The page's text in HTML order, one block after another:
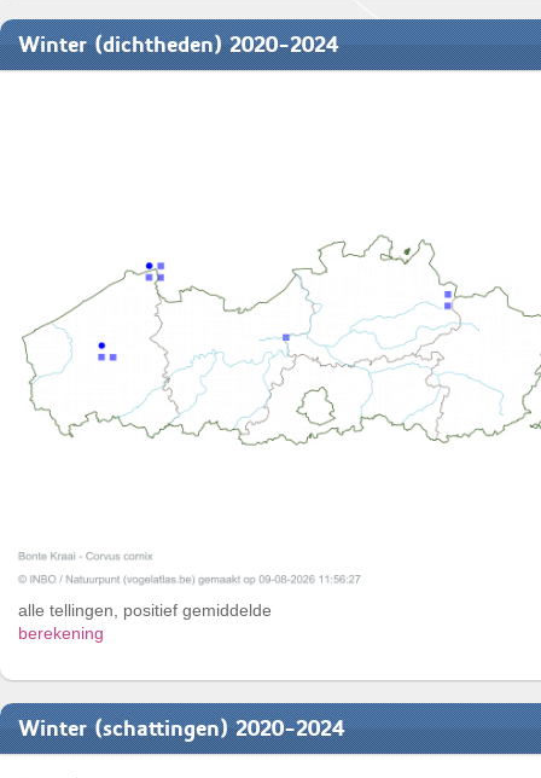
Winter (dichtheden) 2020-2024
alle tellingen, positief gemiddelde
berekening
Winter (schattingen) 2020-2024